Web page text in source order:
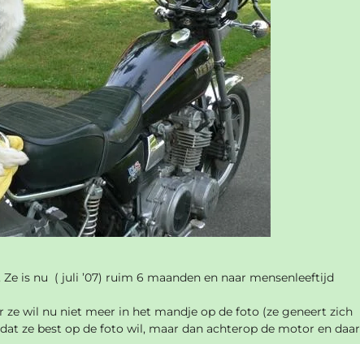
is nu ( juli ’07) ruim 6 maanden en naar mensenleeftijd
wil nu niet meer in het mandje op de foto (ze geneert zich
ze best op de foto wil, maar dan achterop de motor en daar